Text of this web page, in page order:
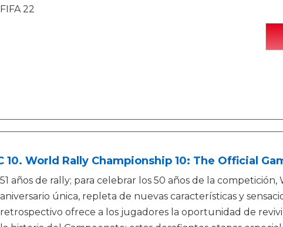
FIFA 22
10. World Rally Championship 10: The Official
51 años de rally; para celebrar los 50 años de la
aniversario única, repleta de nuevas características y
retrospectivo ofrece a los jugadores la oportunidad de